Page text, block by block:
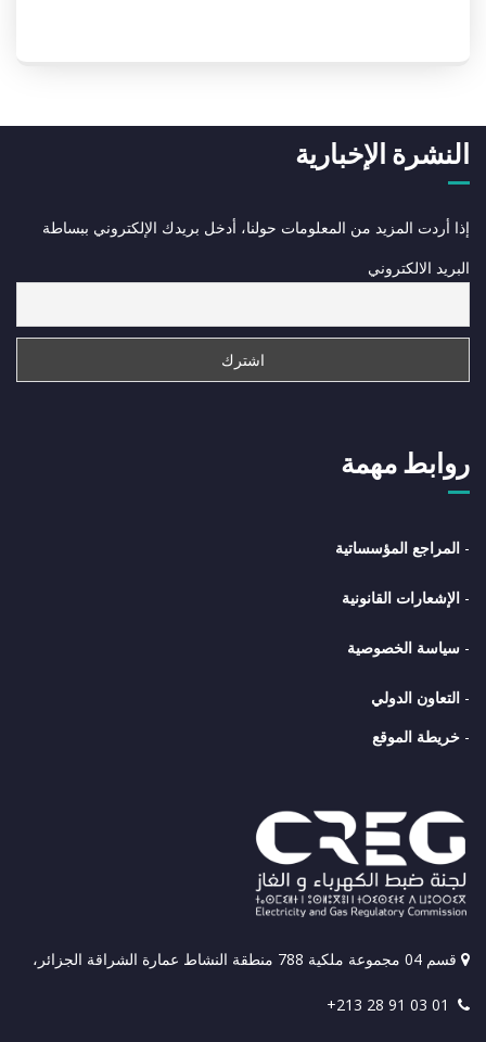
قسم 04 مجموعة ملكية 788 منطقة النشاط عمارة الشراقة الجزائر،
+213 28 91 03 01
روابط مهمة
- المراجع المؤسساتية
- الإشعارات القانونية
- سياسة الخصوصية
- التعاون الدولي
- خريطة الموقع
النشرة الإخبارية
إذا أردت المزيد من المعلومات حولنا، أدخل بريدك الإلكتروني ببساطة
البريد الالكتروني